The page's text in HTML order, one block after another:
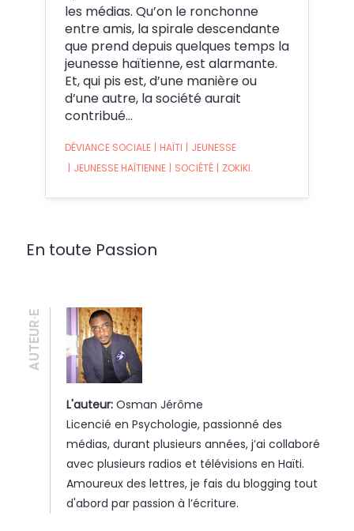
les médias. Qu’on le ronchonne
entre amis, la spirale descendante
que prend depuis quelques temps la
jeunesse haïtienne, est alarmante.
Et, qui pis est, d’une manière ou
d’une autre, la société aurait
contribué…
DÉVIANCE SOCIALE | HAÏTI | JEUNESSE
| JEUNESSE HAÏTIENNE | SOCIÉTÉ | ZOKIKI.
En toute Passion
AUTEUR·E
L'auteur: Osman Jérôme
Licencié en Psychologie, passionné des
médias, durant plusieurs années, j’ai collaboré
avec plusieurs radios et télévisions en Haïti.
Amoureux des lettres, je fais du blogging tout
d'abord par passion à l’écriture.